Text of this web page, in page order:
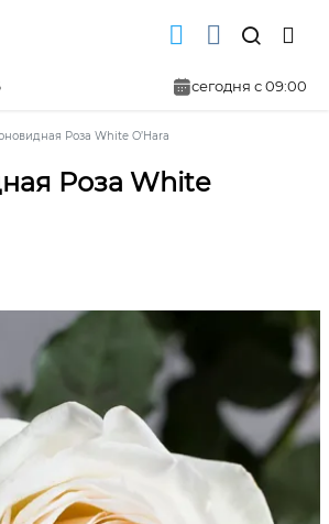
сегодня с 09:00
Роза White O’Hara
Роза White